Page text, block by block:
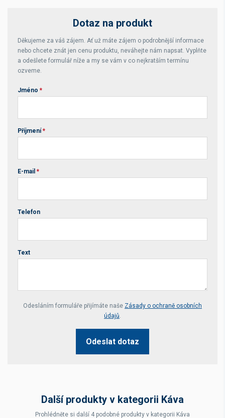
Dotaz na produkt
Děkujeme za váš zájem. Ať už máte zájem o podrobnější informace
nebo chcete znát jen cenu produktu, neváhejte nám napsat. Vyplňte
a odešlete formulář níže a my se vám v co nejkratším termínu
ozveme.
Jméno *
Příjmení *
E-mail *
Telefon
Text
Your website *
Odesláním formuláře přijímáte naše Zásady o ochraně osobních
údajů.
Odeslat dotaz
Další produkty v kategorii Káva
Prohlédněte si další 4 podobné produkty v kategorii Káva